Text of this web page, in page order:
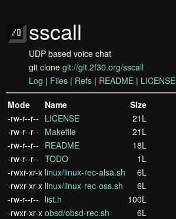
sscall
UDP based voice chat
git clone git://git.2f30.org/sscall
Log | Files | Refs | README | LICENSE
Mode Name
Size
-rw-r--r-- LICENSE
21L
-rw-r--r-- Makefile
21L
-rw-r--r-- README
18L
-rw-r--r-- TODO
1L
-rwxr-xr-x linux/linux-rec-alsa.sh
6L
-rwxr-xr-x linux/linux-rec-oss.sh
6L
-rw-r--r-- list.h
100L
-rwxr-xr-x obsd/obsd-rec.sh
6L